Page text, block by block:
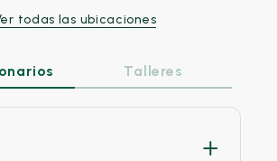
todas las ubicaciones
Talleres